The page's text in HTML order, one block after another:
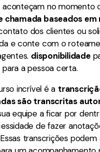
aconteçam no momento
chamada baseados em
dos clientes ou
e conte com o
disponibilidade
a pessoa certa.
incrível é a
são transcritas
equipe a ficar por
de fazer
transcrições podem